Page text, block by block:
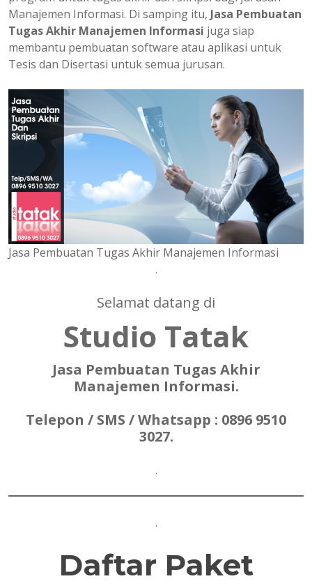
Manajemen Informasi. Di samping itu, Jasa Pembuatan
Tugas Akhir Manajemen Informasi juga siap
membantu pembuatan software atau aplikasi untuk
Tesis dan Disertasi untuk semua jurusan.
Jasa Pembuatan Tugas Akhir Manajemen Informasi
.
Selamat datang di
Studio Tatak
Jasa Pembuatan Tugas Akhir
Manajemen Informasi.
Telepon / SMS / Whatsapp : 0896 9510
3027.
.
.
Daftar Paket